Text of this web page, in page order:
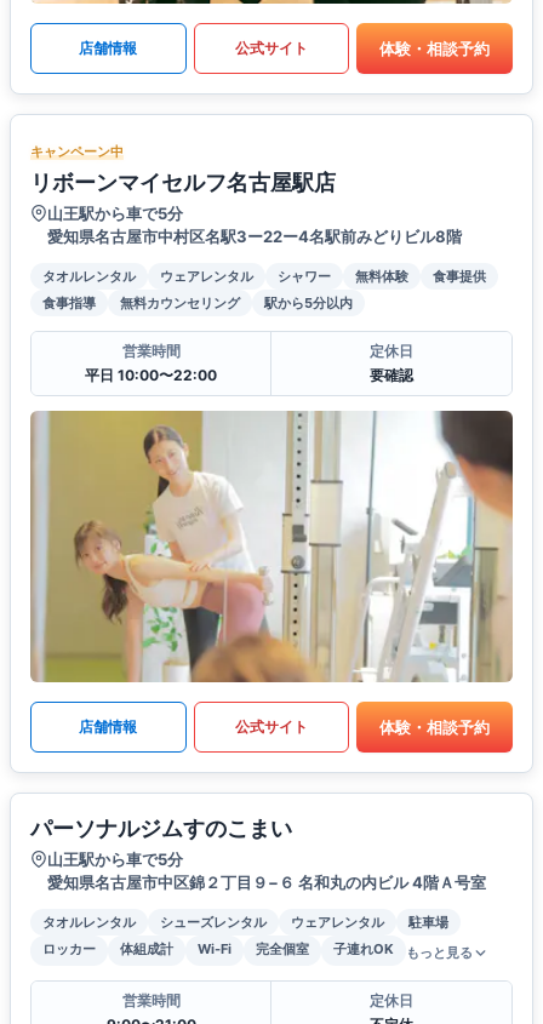
店舗情報 公式サイト 体験・相談予約
キャンペーン中
リボーンマイセルフ名古屋駅店
山王駅から車で5分
愛知県名古屋市中村区名駅3ー22ー4名駅前みどりビル8階
タオルレンタル ウェアレンタル シャワー 無料体験
食事提供
食事指導
無料カウンセリング 駅から5分以内
営業時間
平日 10:00〜22:00
定休日
要確認
店舗情報 公式サイト 体験・相談予約
パーソナルジムすのこまい
山王駅から車で5分
愛知県名古屋市中区錦２丁目９−６ 名和丸の内ビル 4階Ａ号室
タオルレンタル シューズレンタル ウェアレンタル
駐車場
ロッカー
体組成計 Wi-Fi 完全個室 子連れOK もっと見る
営業時間
定休日